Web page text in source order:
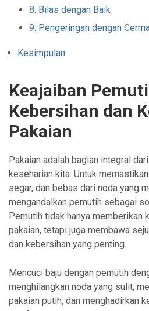
8. Bilas dengan Baik
9. Pengeringan dengan
Kesimpulan
Keajaiban
Kebersihan dan
Pakaian
Pakaian adalah bagian integral
keseharian kita. Untuk
segar, dan bebas dari noda yang
mengandalkan pemutih sebagai
Pemutih tidak hanya memberikan
pakaian, tetapi juga membawa
dan kebersihan yang penting.
Mencuci baju dengan pemutih
menghilangkan noda yang sulit,
pakaian putih, dan menghadirkan